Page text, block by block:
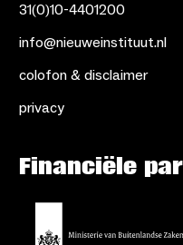
31(0)10-4401200
info@nieuweinstituut.nl
colofon & disclaimer
privacy
Financiële